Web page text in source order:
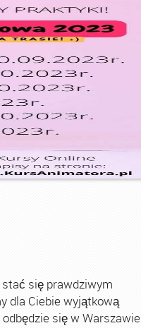
się prawdziwym
dla Ciebie wyjątkową
się w Warszawie